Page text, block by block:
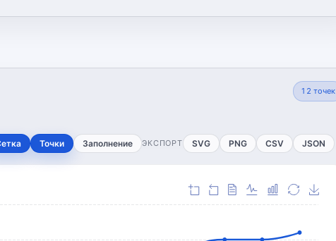
12 точек
Точки Заполнение ЭКСПОРТ SVG PNG CSV JSON